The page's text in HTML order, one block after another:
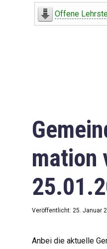
Offene
mation
Veröffentlicht: 25. Januar
Anbei die aktuelle